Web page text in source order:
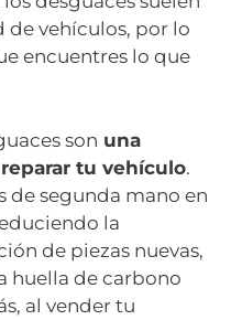
de vehículos, por lo
encuentres lo que
son una
tu vehículo.
de segunda mano en
la
de piezas nuevas,
huella de carbono
al vender tu